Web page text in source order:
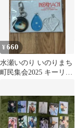
¥660
水瀬いのり いのりまち
町民集会2025 キーリン